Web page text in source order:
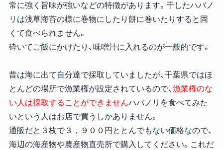
常に強く旨味が強いなどの特徴があります。干したハバノ
リは浅草海苔の様に巻物にしたり餅に巻いたりすると固
くて食べられません。
砕いてご飯にかけたり、味噌汁に入れるのが一般的です。
昔は海に出て自分達で採取していましたが、千葉県ではほ
とんどの場所で漁業権が設定されているので、 漁業権のな
い人は採取することができませんハバノリを食べてみた
いという人はお店で買うしかありません。
通販だと３枚で３，９００円ととんでもない価格なので、
海辺の海産物や農産物直売所で購入してください。これだ